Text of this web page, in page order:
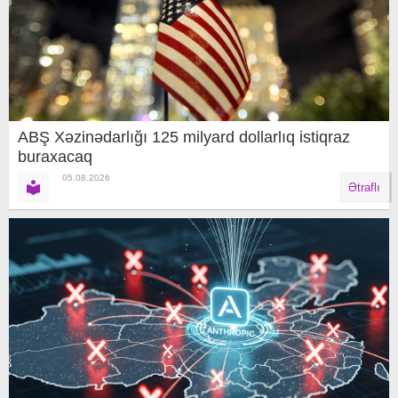
ABŞ Xəzinədarlığı 125 milyard dollarlıq istiqraz
buraxacaq
05.08.2026
Ətraflı